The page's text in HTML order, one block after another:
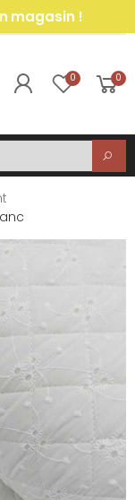
magasin !
0 0